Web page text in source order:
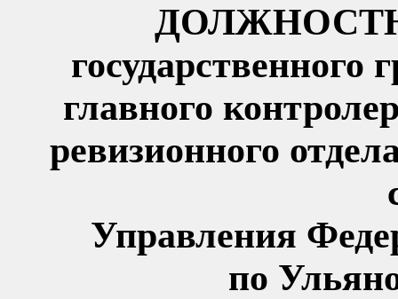
государственного
главного
ревизионного
Управления
по